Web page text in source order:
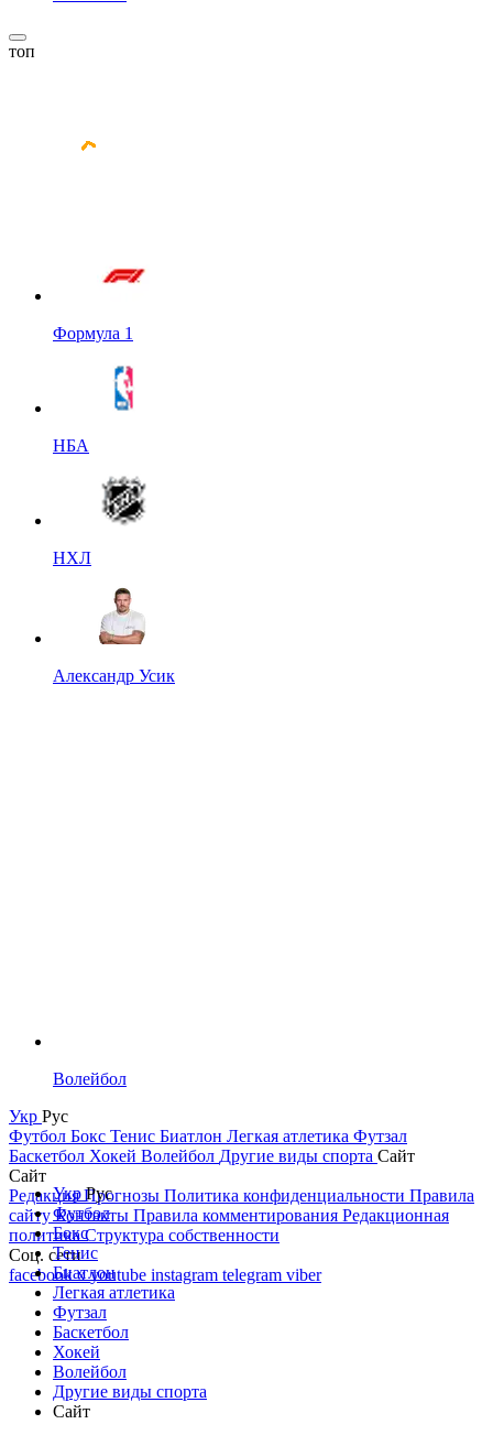
топ
Формула 1
НБА
НХЛ
Александр Усик
Волейбол
Укр Рус
Футбол Бокс Тенис Биатлон Легкая атлетика Футзал
Баскетбол Хокей Волейбол Другие виды спорта Сайт
Сайт
РедакцияПрогнозы Политика конфиденциальности Правила
сайтуКонтакты Правила комментирования Редакционная
политикаСтруктура собственности
Соц. сети
facebookxyoutube instagram telegram viber
УкрРус
Футбол
Бокс
Тенис
Биатлон
Легкая атлетика
Футзал
Баскетбол
Хокей
Волейбол
Другие виды спорта
Сайт